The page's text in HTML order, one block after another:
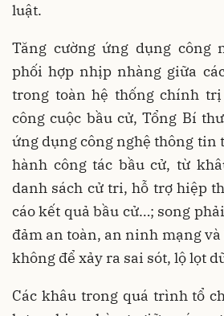
luật.
Tăng cường ứng dụng công
phối hợp nhịp nhàng giữa
trong toàn hệ thống chính
công cuộc bầu cử, Tổng Bí
ứng dụng công nghệ thông tin
hành công tác bầu cử, từ
danh sách cử tri, hỗ trợ hiệp
cáo kết quả bầu cử…; song
đảm an toàn, an ninh mạng
không để xảy ra sai sót, lộ lọt
Các khâu trong quá trình tổ